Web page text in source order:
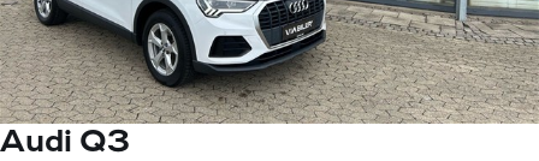
Audi Q3